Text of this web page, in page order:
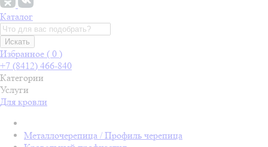
Каталог
Искать
Избранное ( 0 )
+7 (8412) 466-840
Категории
Услуги
Для кровли
Металлочерепица / Профиль черепица